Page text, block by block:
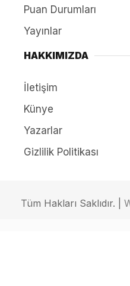
Puan Durumları
Yayınlar
HAKKIMIZDA
İletişim
Künye
Yazarlar
Gizlilik Politikası
Tüm Hakları Saklıdır. |